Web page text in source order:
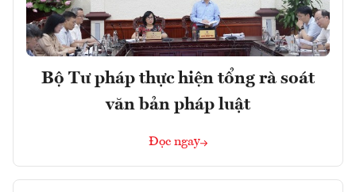
Bộ Tư pháp thực hiện tổng rà soát
văn bản pháp luật
Đọc ngay